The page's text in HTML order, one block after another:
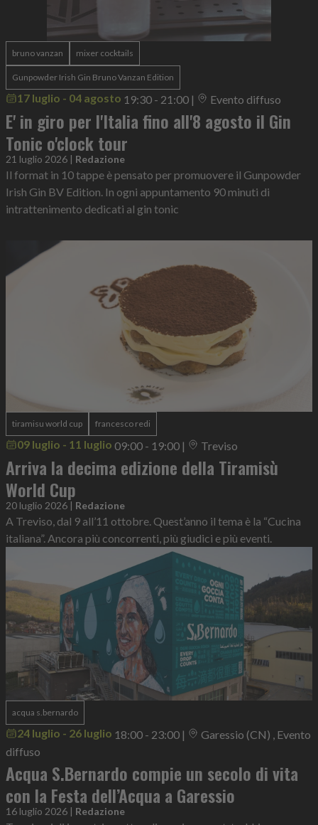
bruno vanzan mixer cocktails
Gunpowder Irish Gin Bruno Vanzan Edition
17 luglio - 04 agosto 19:30 - 21:00 | Evento diffuso
E' in giro per l'Italia fino all'8 agosto il Gin
Tonic o'clock tour
21 luglio 2026 | Redazione
Il format in 10 tappe è pensato per promuovere il Gunpowder
Irish Gin BV Edition. In ogni appuntamento 90 minuti di
intrattenimento dedicati al gin tonic
tiramisu world cup francesco redi
09 luglio - 11 luglio 09:00 - 19:00 | Treviso
Arriva la decima edizione della Tiramisù
World Cup
20 luglio 2026 | Redazione
A Treviso, dal 9 all’11 ottobre. Quest’anno il tema è la “Cucina
italiana”. Ancora più concorrenti, più giudici e più eventi.
acqua s.bernardo
24 luglio - 26 luglio 18:00 - 23:00 |
Garessio (CN) , Evento
diffuso
Acqua S.Bernardo compie un secolo di vita
con la Festa dell’Acqua a Garessio
16 luglio 2026 | Redazione